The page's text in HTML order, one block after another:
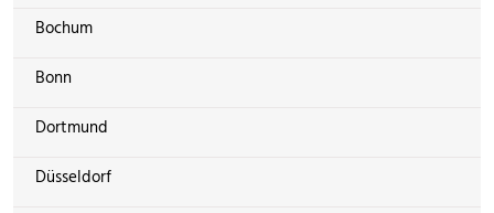
Bochum
Bonn
Dortmund
Düsseldorf